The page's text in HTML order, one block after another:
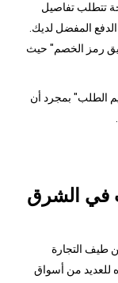
تتطلب تفاصيل
المفضل لديك.
رمز الخصم" حيث
الطلب" بمجرد أن
في الشرق
طيف التجارة
للعديد من أسواق